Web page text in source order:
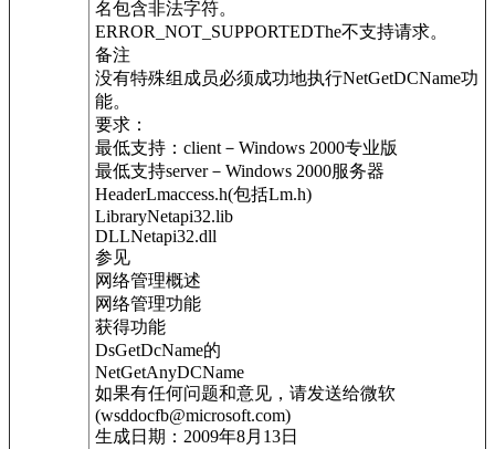
名包含非法字符。
ERROR_NOT_SUPPORTEDThe不支持请求。
备注
没有特殊组成员必须成功地执行NetGetDCName功
能。
要求：
最低支持：client－Windows 2000专业版
最低支持server－Windows 2000服务器
HeaderLmaccess.h(包括Lm.h)
LibraryNetapi32.lib
DLLNetapi32.dll
参见
网络管理概述
网络管理功能
获得功能
DsGetDcName的
NetGetAnyDCName
如果有任何问题和意见，请发送给微软
(wsddocfb@microsoft.com)
生成日期：2009年8月13日